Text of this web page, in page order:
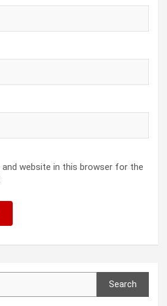
and website in this browser for the
Search